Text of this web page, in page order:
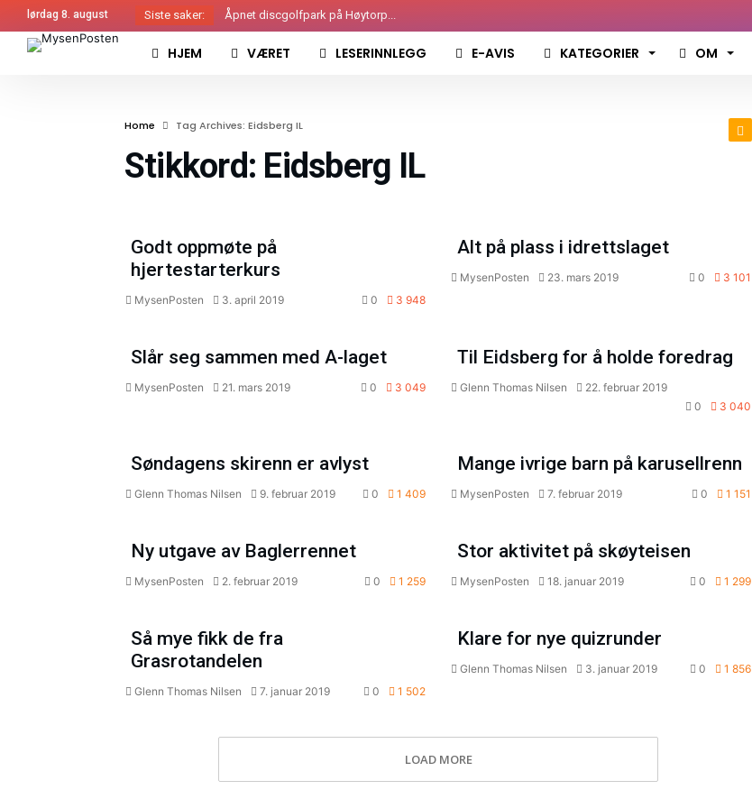
lørdag 8. august Siste saker: Åpnet discgolfpark på Høytorp...
HJEM VÆRET LESERINNLEGG E-AVIS KATEGORIER OM
Home Tag Archives: Eidsberg IL
Stikkord: Eidsberg IL
Godt oppmøte på
hjertestarterkurs
MysenPosten 3. april 2019 0 3 948
Alt på plass i idrettslaget
MysenPosten 23. mars 2019 0 3 101
Slår seg sammen med A-laget
MysenPosten 21. mars 2019 0 3 049
Til Eidsberg for å holde foredrag
Glenn Thomas Nilsen
22. februar 2019
0
3 040
Søndagens skirenn er avlyst
Glenn Thomas Nilsen 9. februar 2019 0 1 409
Mange ivrige barn på karusellrenn
MysenPosten 7. februar 2019 0 1 151
Ny utgave av Baglerrennet
MysenPosten 2. februar 2019 0 1 259
Stor aktivitet på skøyteisen
MysenPosten 18. januar 2019 0 1 299
Så mye fikk de fra
Grasrotandelen
Glenn Thomas Nilsen 7. januar 2019 0 1 502
Klare for nye quizrunder
Glenn Thomas Nilsen 3. januar 2019 0 1 856
LOAD MORE